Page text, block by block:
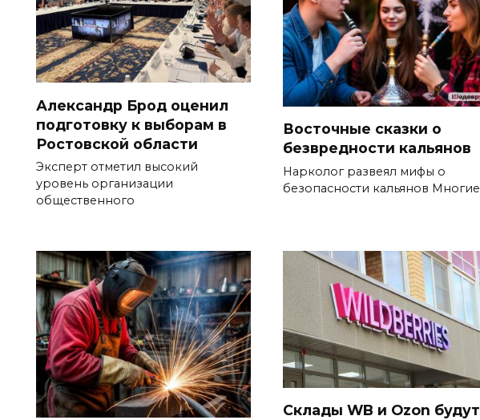
Александр Брод оценил
подготовку к выборам в
Ростовской области
Эксперт отметил высокий
уровень организации
общественного
Восточные сказки о
безвредности кальянов
Нарколог развеял мифы о
безопасности кальянов Многие
Склады WB и Ozon будут